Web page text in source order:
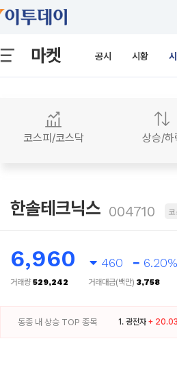
마켓 공시 시황 시
코스피/코스닥 상승/하
한솔테크닉스 004710 코
6,960 460 6.20%
거래량529,242 거래대금(백만) 3,758
동종 내 상승 TOP 종목 1. 광전자 +